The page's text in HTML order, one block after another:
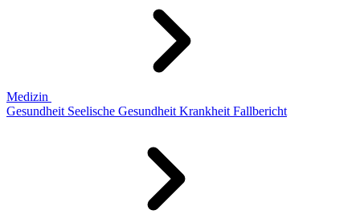
Medizin
Gesundheit Seelische Gesundheit Krankheit Fallbericht